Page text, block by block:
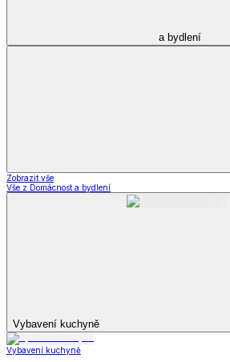
a bydlení
Zobrazit vše
Vše z Domácnost a bydlení
Vybavení kuchyně
Vybavení kuchyně